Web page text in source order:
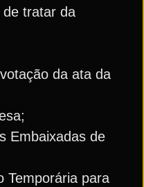
tratar da
da ata da
Embaixadas de
Temporária para